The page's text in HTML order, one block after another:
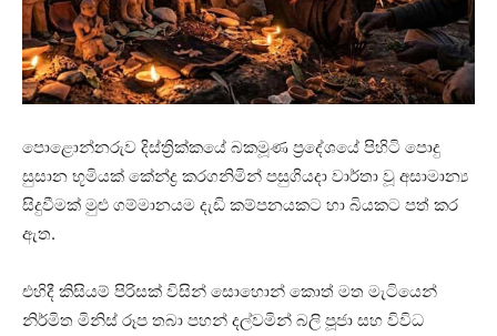
පොළොන්නරුව දිස්ත්‍රික්කයේ බකමූණ ප්‍රදේශයේ පිහිටි පොදු
සුසාන භූමියක් කේන්ද්‍ර කරගනිමින් පසුගියදා වාර්තා වූ අසාමාන්‍ය
සිදුවීමක් මුළු ගම්මානයම දැඩි කම්පනයකට හා බියකට පත් කර
ඇත.
එහිදී කිසියම් පිරිසක් විසින් සොහොන් කොත් මත මැටියෙන්
නිර්මිත මිනිස් රූප තබා පහන් දල්වමින් බලි පූජා සහ විවිධ